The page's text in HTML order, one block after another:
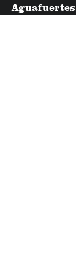
Aguafuertes